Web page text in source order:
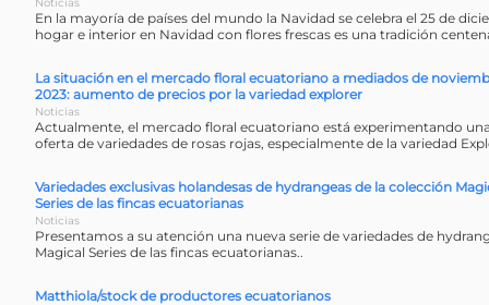
En la mayoría de países del mundo la Navidad se celebra el 25 de
hogar e interior en Navidad con flores frescas es una tradición
La situación en el mercado floral ecuatoriano a mediados de
2023: aumento de precios por la variedad explorer
Noticias
Actualmente, el mercado floral ecuatoriano está experimentando
oferta de variedades de rosas rojas, especialmente de la variedad
Variedades exclusivas holandesas de hydrangeas de la colección
Series de las fincas ecuatorianas
Noticias
Presentamos a su atención una nueva serie de variedades de
Magical Series de las fincas ecuatorianas..
Matthiola/stock de productores ecuatorianos